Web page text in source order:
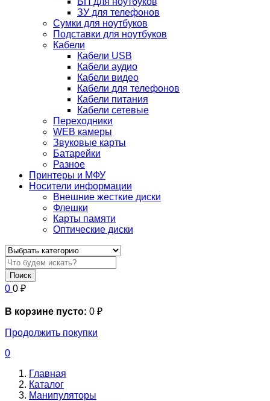
ЗУ для телефонов
Сумки для ноутбуков
Подставки для ноутбуков
Кабели
Кабели USB
Кабели аудио
Кабели видео
Кабели для телефонов
Кабели питания
Кабели сетевые
Переходники
WEB камеры
Звуковые карты
Батарейки
Разное
Принтеры и МФУ
Носители информации
Внешние жесткие диски
Флешки
Карты памяти
Оптические диски
Поиск
0 0 ₽
В корзине пусто: 0 ₽
Продолжить покупки
0
Главная
Каталог
Манипуляторы